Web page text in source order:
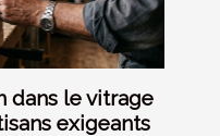
dans le vitrage
exigeants